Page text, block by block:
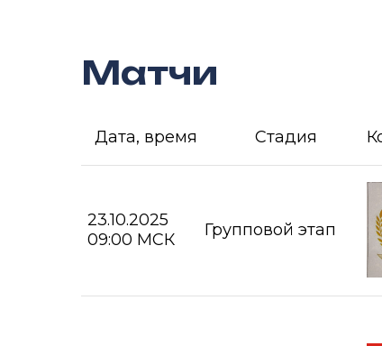
Матчи
Дата, время Стадия
23.10.2025
09:00 МСК
Групповой этап